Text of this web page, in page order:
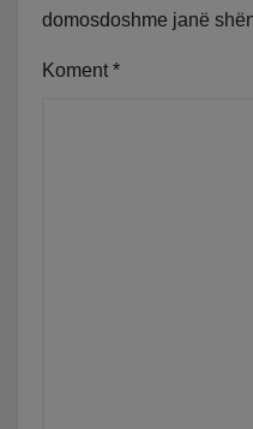
domosdoshme janë
Koment *